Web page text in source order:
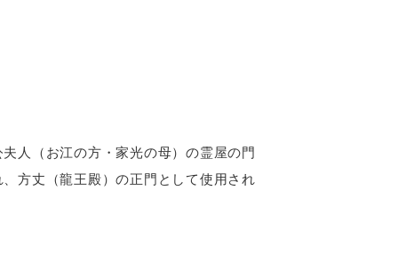
人（お江の方・家光の母）の霊屋の門
方丈（龍王殿）の正門として使用され